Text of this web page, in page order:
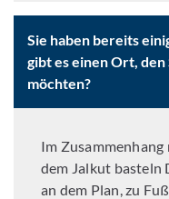
Sie haben bereits
gibt es einen Ort,
möchten?
Im
dem Jalkut basteln
an dem Plan, zu